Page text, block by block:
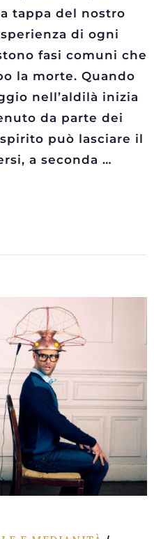
tappa del nostro
di ogni
fasi comuni che
la morte. Quando
nell’aldilà inizia
da parte dei
può lasciare il
a seconda …